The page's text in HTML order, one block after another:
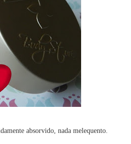
absorvido, nada melequento.